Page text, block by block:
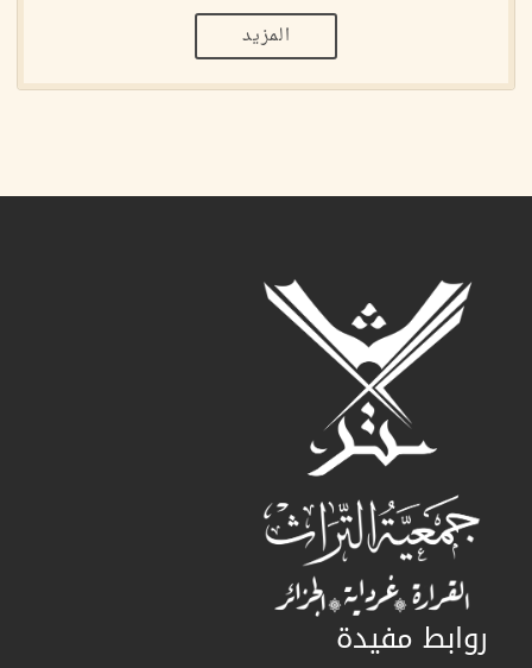
المزيد
روابط مفيدة